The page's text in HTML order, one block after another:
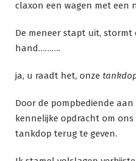
claxon een wagen met een
De meneer stapt uit,
hand……….
ja, u raadt het, onze
Door de pompbediende
kennelijke opdracht om
tankdop terug te geven.